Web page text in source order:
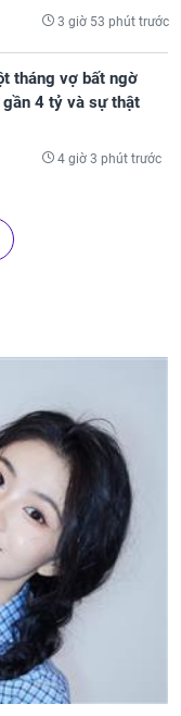
3 giờ 53 phút trước
tháng vợ bất ngờ
gần 4 tỷ và sự thật
4 giờ 3 phút trước